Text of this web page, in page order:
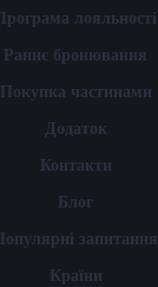
Програма лояльності
Раннє бронювання
Покупка частинами
Додаток
Контакти
Блог
Популярні запитання
Країни